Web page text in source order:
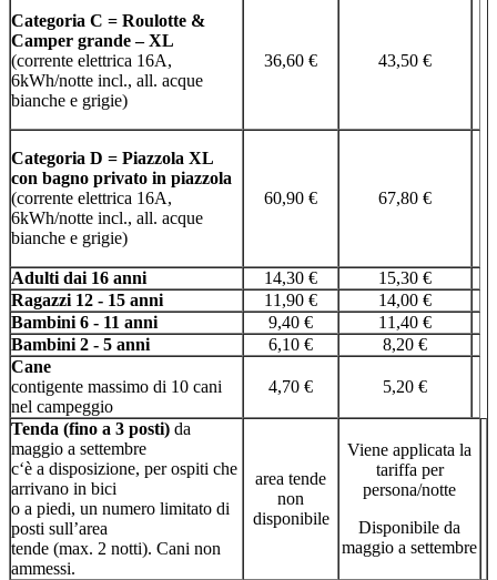
Categoria C = Roulotte &
Camper grande – XL
(corrente elettrica 16A,
6kWh/notte incl., all. acque
bianche e grigie)
36,60 € 43,50 €
Categoria D = Piazzola XL
con bagno privato in piazzola
(corrente elettrica 16A,
6kWh/notte incl., all. acque
bianche e grigie)
60,90 € 67,80 €
Adulti dai 16 anni 14,30 €
15,30 €
Ragazzi 12 - 15 anni
11,90 €
14,00 €
Bambini 6 - 11 anni
9,40 €
11,40 €
Bambini 2 - 5 anni
6,10 €
8,20 €
Cane
contigente massimo di 10 cani
nel campeggio
4,70 € 5,20 €
Tenda (fino a 3 posti) da
maggio a settembre
c‘è a disposizione, per ospiti che
arrivano in bici
o a piedi, un numero limitato di
posti sull’area
tende (max. 2 notti). Cani non
ammessi.
area tende
non
disponibile
Viene applicata la
tariffa per
persona/notte
Disponibile da
maggio a settembre